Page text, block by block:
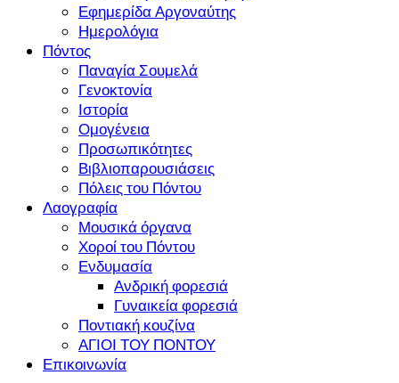
Εφημερίδα Αργοναύτης
Ημερολόγια
Πόντος
Παναγία Σουμελά
Γενοκτονία
Ιστορία
Ομογένεια
Προσωπικότητες
Βιβλιοπαρουσιάσεις
Πόλεις του Πόντου
Λαογραφία
Μουσικά όργανα
Χοροί του Πόντου
Ενδυμασία
Ανδρική φορεσιά
Γυναικεία φορεσιά
Ποντιακή κουζίνα
ΑΓΙΟΙ ΤΟΥ ΠΟΝΤΟΥ
Επικοινωνία